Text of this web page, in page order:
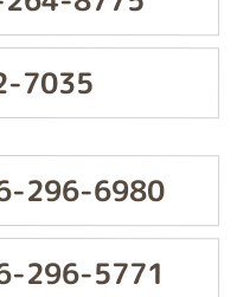
7035
296-6980
296-5771